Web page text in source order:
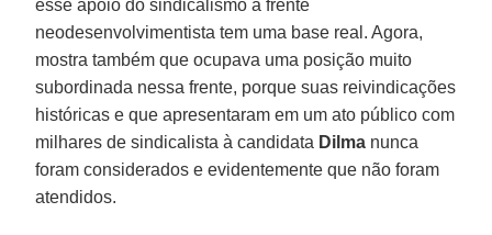
esse apoio do sindicalismo à frente
neodesenvolvimentista tem uma base real. Agora,
mostra também que ocupava uma posição muito
subordinada nessa frente, porque suas reivindicações
históricas e que apresentaram em um ato público com
milhares de sindicalista à candidata Dilma nunca
foram considerados e evidentemente que não foram
atendidos.